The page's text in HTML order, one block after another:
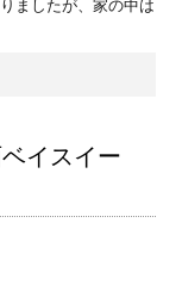
ましたが、家の中は
イスイー